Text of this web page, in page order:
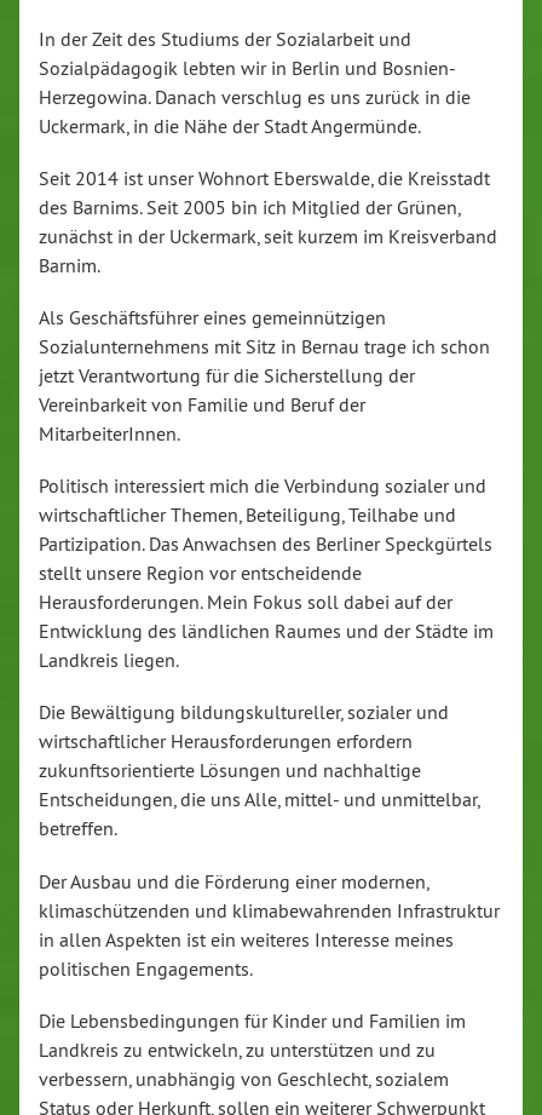
In der Zeit des Studiums der Sozialarbeit und
Sozialpädagogik lebten wir in Berlin und Bosnien-
Herzegowina. Danach verschlug es uns zurück in die
Uckermark, in die Nähe der Stadt Angermünde.
Seit 2014 ist unser Wohnort Eberswalde, die Kreisstadt
des Barnims. Seit 2005 bin ich Mitglied der Grünen,
zunächst in der Uckermark, seit kurzem im Kreisverband
Barnim.
Als Geschäftsführer eines gemeinnützigen
Sozialunternehmens mit Sitz in Bernau trage ich schon
jetzt Verantwortung für die Sicherstellung der
Vereinbarkeit von Familie und Beruf der
MitarbeiterInnen.
Politisch interessiert mich die Verbindung sozialer und
wirtschaftlicher Themen, Beteiligung, Teilhabe und
Partizipation. Das Anwachsen des Berliner Speckgürtels
stellt unsere Region vor entscheidende
Herausforderungen. Mein Fokus soll dabei auf der
Entwicklung des ländlichen Raumes und der Städte im
Landkreis liegen.
Die Bewältigung bildungskultureller, sozialer und
wirtschaftlicher Herausforderungen erfordern
zukunftsorientierte Lösungen und nachhaltige
Entscheidungen, die uns Alle, mittel- und unmittelbar,
betreffen.
Der Ausbau und die Förderung einer modernen,
klimaschützenden und klimabewahrenden Infrastruktur
in allen Aspekten ist ein weiteres Interesse meines
politischen Engagements.
Die Lebensbedingungen für Kinder und Familien im
Landkreis zu entwickeln, zu unterstützen und zu
verbessern, unabhängig von Geschlecht, sozialem
Status oder Herkunft, sollen ein weiterer Schwerpunkt